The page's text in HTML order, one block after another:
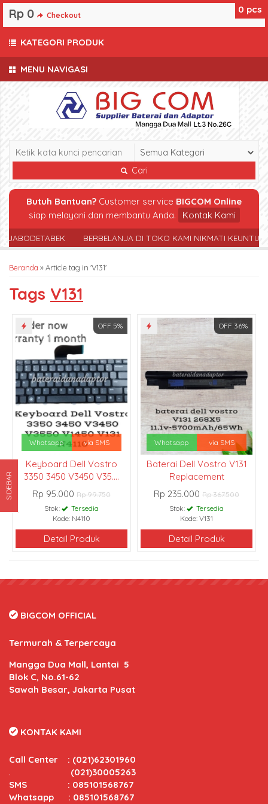
MENU NAVIGASI
Cari
Butuh Bantuan? Customer service BIGCOM Online
siap melayani dan membantu Anda.
Kontak Kami
JABODETABEK BERBELANJA DI TOKO KAMI NIKMATI
Beranda »Article tag in 'V131'
Tags V131
OFF 5%
Whatsapp via SMS
Keyboard Dell Vostro
3350 3450 V3450 V35....
Rp 95.000 Rp 99.750
Stok:
Tersedia
Kode: N4110
Detail Produk
OFF 36%
Whatsapp via SMS
Baterai Dell Vostro V131
Replacement
Rp 235.000 Rp 367.500
Stok:
Tersedia
Kode: V131
Detail Produk
0 pcs
Rp 0 Checkout
KATEGORI PRODUK
SIDEBAR
BIGCOM OFFICIAL
Termurah & Terpercaya
Mangga Dua Mall, Lantai 5
Blok C, No.61-62
Sawah Besar, Jakarta Pusat
KONTAK KAMI
Call Center : (021)62301960
. (021)30005263
SMS : 085101568767
Whatsapp : 085101568767